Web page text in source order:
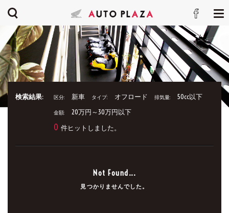
検索結果: 区分: 新車 タイプ: オフロード 排気量: 50cc以下
金額: 20万円～30万円以下
0 件ヒットしました。
Not Found...
見つかりませんでした。